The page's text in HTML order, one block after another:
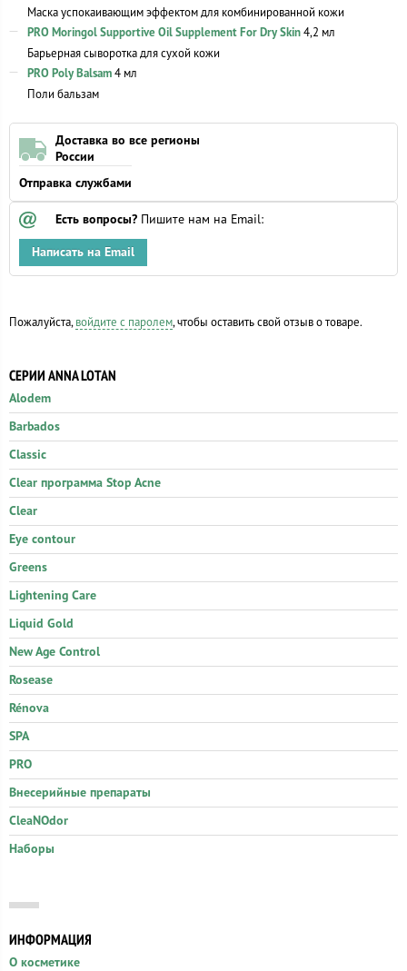
Маска успокаивающим эффектом для комбинированной кожи
PRO Moringol Supportive Oil Supplement For Dry Skin 4,2 мл
Барьерная сыворотка для сухой кожи
PRO Poly Balsam 4 мл
Поли бальзам
Доставка во все регионы
России
Отправка службами
Есть вопросы? Пишите нам на Email:
Написать на Email
Пожалуйста, войдите с паролем, чтобы оставить свой отзыв о товаре.
СЕРИИ ANNA LOTAN
Alodem
Barbados
Classic
Clear программа Stop Acne
Clear
Eye contour
Greens
Lightening Care
Liquid Gold
New Age Control
Rosease
Rénova
SPA
PRO
Внесерийные препараты
CleaNOdor
Наборы
ИНФОРМАЦИЯ
О косметике